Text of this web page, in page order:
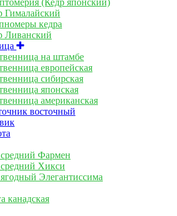
Гималайский
кедра
Ливанский
на штамбе
европейская
сибирская
японская
американская
восточный
Фармен
Хикси
Элегантиссима
канадская